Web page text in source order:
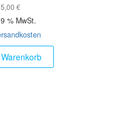
€
% MwSt.